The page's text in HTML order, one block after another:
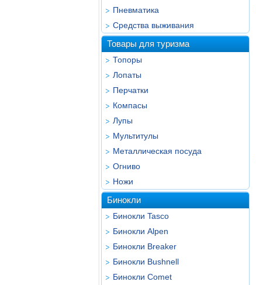
Пневматика
Средства выживания
Товары для туризма
Топоры
Лопаты
Перчатки
Компасы
Лупы
Мультитулы
Металлическая посуда
Огниво
Ножи
Бинокли
Бинокли Tasco
Бинокли Alpen
Бинокли Breaker
Бинокли Bushnell
Бинокли Comet